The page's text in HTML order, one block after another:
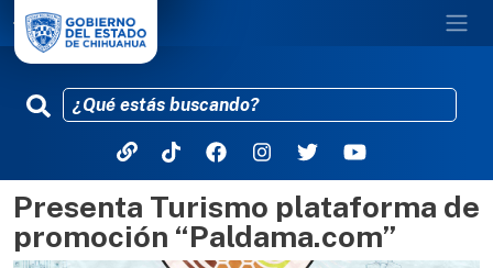
Pasar al contenido principal
Presenta Turismo plataforma de
promoción “Paldama.com”